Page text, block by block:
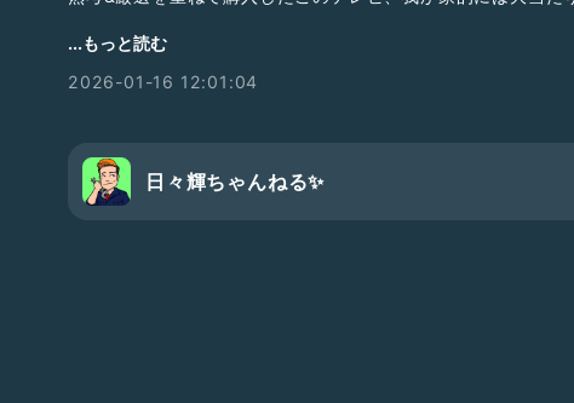
MAXZENと書いてマクスゼンと読みます。
#日々輝2601
...もっと読む
2026-01-16 12:01:04
日々輝ちゃんねる✨